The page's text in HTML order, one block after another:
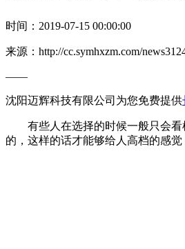
时间：2019-07-15 00:00:00
来源：http://cc.symhxzm.com/
——
沈阳迈辉科技有限公司为您免费提供
有些人在选择的时候一般只会
的，这样的话才能够给人高档的感